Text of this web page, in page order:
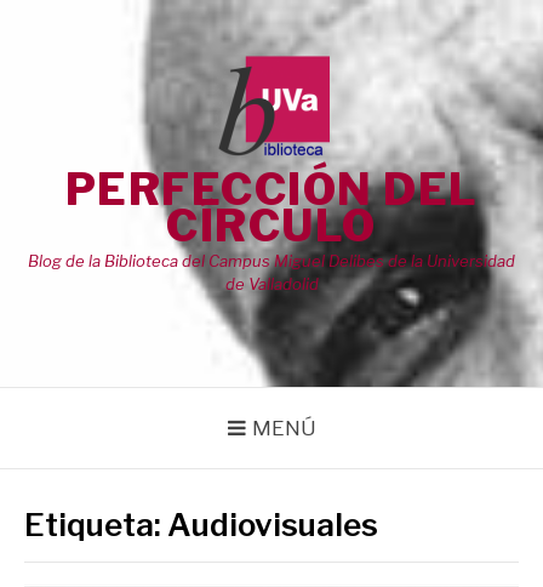
PERFECCIÓN DEL
CÍRCULO
Blog de la Biblioteca del Campus Miguel Delibes de la Universidad
de Valladolid
MENÚ
Etiqueta: Audiovisuales